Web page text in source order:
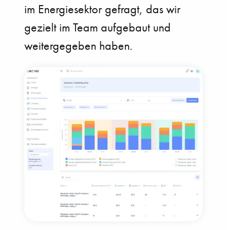
im Energiesektor gefragt, das wir
gezielt im Team aufgebaut und
weitergegeben haben.